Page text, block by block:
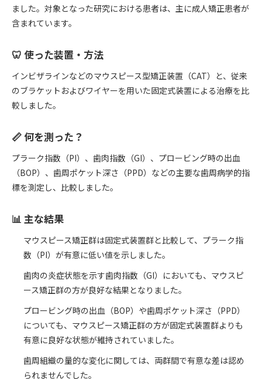
ました。対象となった研究における患者は、主に成人矯正患者が
含まれています。
🦷 使った装置・方法
インビザラインなどのマウスピース型矯正装置（CAT）と、従来
のブラケットおよびワイヤーを用いた固定式装置による治療を比
較しました。
📏 何を測った？
プラーク指数（PI）、歯肉指数（GI）、プロービング時の出血
（BOP）、歯周ポケット深さ（PPD）などの主要な歯周病学的指
標を測定し、比較しました。
📊 主な結果
マウスピース矯正群は固定式装置群と比較して、プラーク指
数（PI）が有意に低い値を示しました。
歯肉の炎症状態を示す歯肉指数（GI）においても、マウスピ
ース矯正群の方が良好な結果となりました。
プロービング時の出血（BOP）や歯周ポケット深さ（PPD）
についても、マウスピース矯正群の方が固定式装置群よりも
有意に良好な状態が維持されていました。
歯周組織の量的な変化に関しては、両群間で有意な差は認め
られませんでした。